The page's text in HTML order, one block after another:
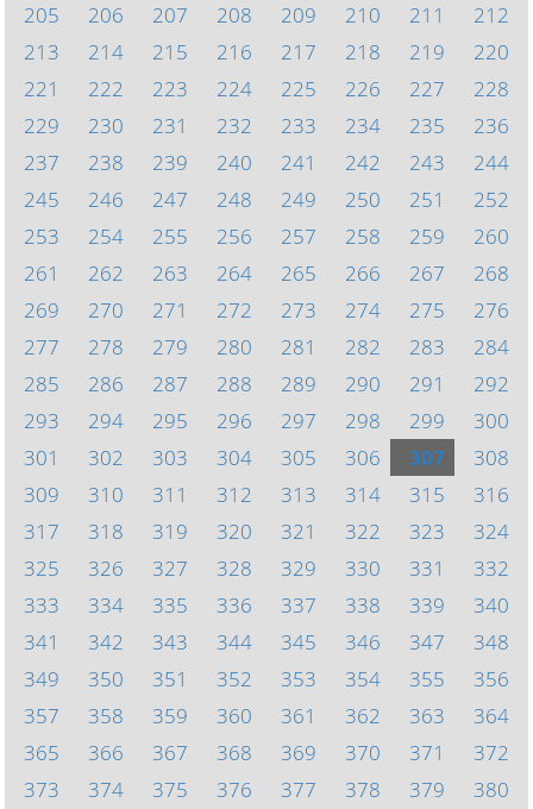
205
206 207 208 209 210 211
212
213
214 215 216 217 218 219
220
221
222 223 224 225 226 227
228
229
230 231 232 233 234 235
236
237
238 239 240 241 242 243
244
245
246 247 248 249 250 251
252
253
254 255 256 257 258 259
260
261
262 263 264 265 266 267
268
269
270 271 272 273 274 275
276
277
278 279 280 281 282 283
284
285
286 287 288 289 290 291
292
293
294 295 296 297 298 299
300
301
302 303 304 305 306 307
308
309
310 311 312 313 314 315
316
317
318 319 320 321 322 323
324
325
326 327 328 329 330 331
332
333
334 335 336 337 338 339
340
341
342 343 344 345 346 347
348
349
350 351 352 353 354 355
356
357
358 359 360 361 362 363
364
365
366 367 368 369 370 371
372
373
374 375 376 377 378 379 380